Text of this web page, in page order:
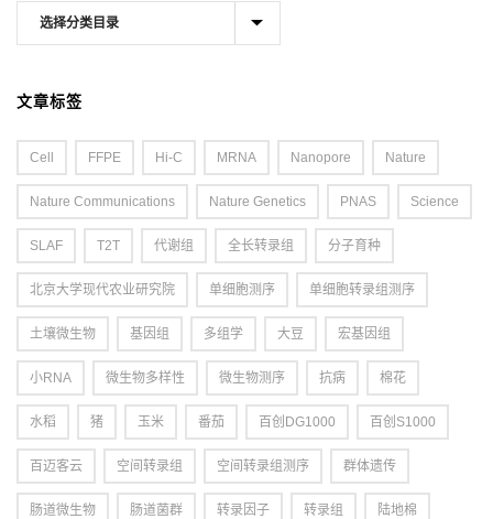
文章标签
Cell FFPE Hi-C MRNA Nanopore Nature
Nature Communications Nature Genetics PNAS Science
SLAF T2T 代谢组 全长转录组 分子育种
北京大学现代农业研究院 单细胞测序 单细胞转录组测序
土壤微生物 基因组 多组学 大豆 宏基因组
小RNA 微生物多样性 微生物测序 抗病 棉花
水稻 猪 玉米 番茄 百创DG1000 百创S1000
百迈客云 空间转录组 空间转录组测序 群体遗传
肠道微生物 肠道菌群 转录因子 转录组 陆地棉